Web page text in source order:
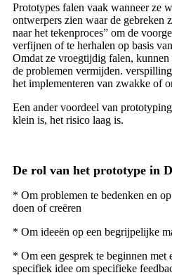
Prototypes falen vaak wanneer ze
ontwerpers zien waar de gebreken
naar het tekenproces” om de
verfijnen of te herhalen op basis
Omdat ze vroegtijdig falen, kunnen
de problemen vermijden.
het implementeren van zwakke of
Een ander voordeel van
klein is, het risico laag is.
De rol van het prototype in
* Om problemen te bedenken en
doen of creëren
* Om ideeën op een begrijpelijke
* Om een ​​gesprek te beginnen met
specifiek idee om specifieke